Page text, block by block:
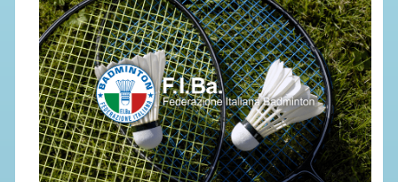
GIUSTIZIA FEDERALE
REGOLAMENTI
PROVVEDIMENTI
ORGANI DI GIUSTIZIA FEDERALE
MAGLIA AZZURRA